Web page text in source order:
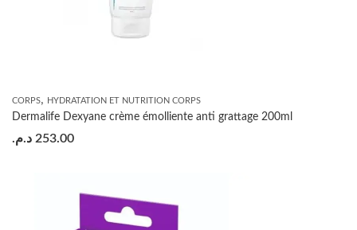
CORPS, HYDRATATION ET NUTRITION CORPS
Dermalife Dexyane crème émolliente anti grattage 200ml
253.00 د.م.